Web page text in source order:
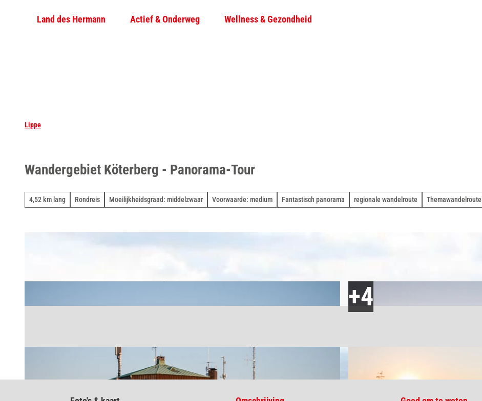
Land des Hermann Actief & Onderweg Wellness & Gezondheid
Lippe
Wandergebiet Köterberg - Panorama-Tour
4,52 km lang Rondreis Moeilijkheidsgraad: middelzwaar Voorwaarde: medium Fantastisch panorama regionale wandelroute Themawandelroute